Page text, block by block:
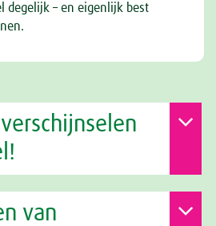
degelijk – en eigenlijk best
van